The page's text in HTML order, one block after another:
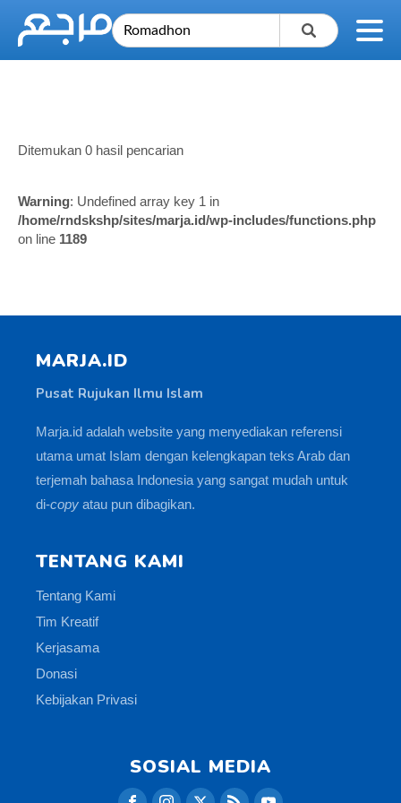
Ditemukan 0 hasil pencarian
Warning: Undefined array key 1 in
/home/rndskshp/sites/marja.id/wp-includes/functions.php
on line 1189
MARJA.ID
Pusat Rujukan Ilmu Islam
Marja.id adalah website yang menyediakan referensi
utama umat Islam dengan kelengkapan teks Arab dan
terjemah bahasa Indonesia yang sangat mudah untuk
di-copy atau pun dibagikan.
TENTANG KAMI
Tentang Kami
Tim Kreatif
Kerjasama
Donasi
Kebijakan Privasi
SOSIAL MEDIA